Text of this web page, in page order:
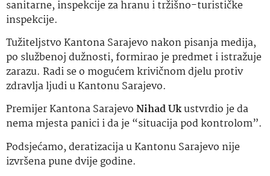
sanitarne, inspekcije za hranu i tržišno-turističke
inspekcije.
Tužiteljstvo Kantona Sarajevo nakon pisanja medija,
po službenoj dužnosti, formirao je predmet i istražuje
zarazu. Radi se o mogućem krivičnom djelu protiv
zdravlja ljudi u Kantonu Sarajevo.
Premijer Kantona SarajevoNihad Ukustvrdio je da
nema mjesta panici i da je “situacija pod kontrolom”.
Podsjećamo, deratizacija u Kantonu Sarajevo nije
izvršena pune dvije godine.